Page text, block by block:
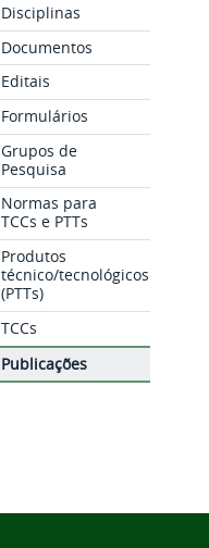
Disciplinas
Documentos
Editais
Formulários
Grupos de
Pesquisa
Normas para
TCCs e PTTs
Produtos
técnico/tecnológicos
(PTTs)
TCCs
Publicações